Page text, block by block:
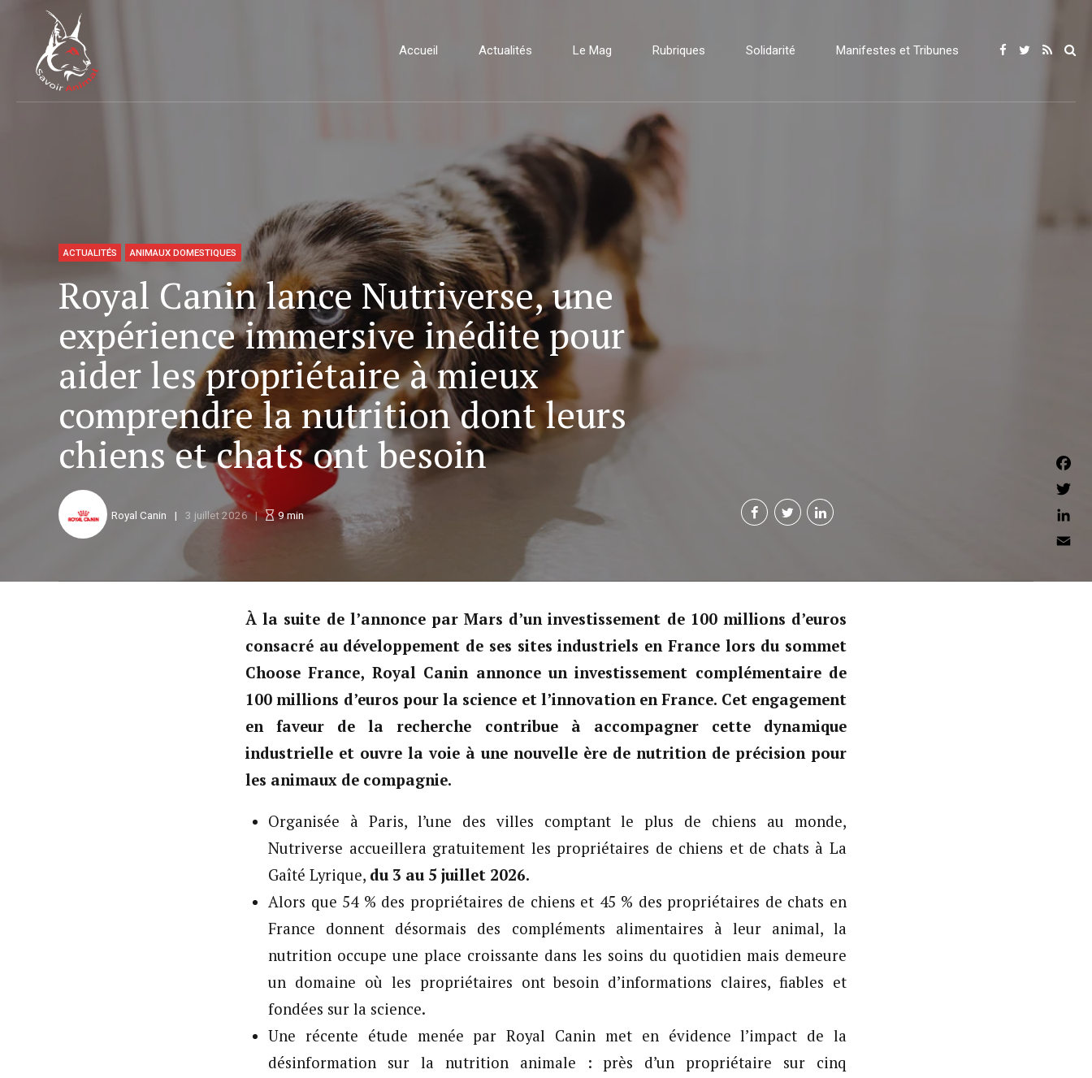
Accueil Actualités Le Mag Rubriques Solidarité Manifestes et Tribunes
ACTUALITÉS ANIMAUX DOMESTIQUES
Royal Canin lance Nutriverse, une
expérience immersive inédite pour
aider les propriétaire à mieux
comprendre la nutrition dont leurs
chiens et chats ont besoin
Royal Canin 3 juillet 2026 9min
À la suite de l’annonce par Mars d’un investissement de 100 millions d’euros
consacré au développement de ses sites industriels en France lors du sommet
Choose France, Royal Canin annonce un investissement complémentaire de
100 millions d’euros pour la science et l’innovation en France. Cet engagement
en faveur de la recherche contribue à accompagner cette dynamique
industrielle et ouvre la voie à une nouvelle ère de nutrition de précision pour
les animaux de compagnie.
Organisée à Paris, l’une des villes comptant le plus de chiens au monde,
Nutriverse accueillera gratuitement les propriétaires de chiens et de chats à La
Gaîté Lyrique, du 3 au 5 juillet 2026.
Alors que 54 % des propriétaires de chiens et 45 % des propriétaires de chats en
France donnent désormais des compléments alimentaires à leur animal, la
nutrition occupe une place croissante dans les soins du quotidien mais demeure
un domaine où les propriétaires ont besoin d’informations claires, fiables et
fondées sur la science.
Une récente étude menée par Royal Canin met en évidence l’impact de la
désinformation sur la nutrition animale : près d’un propriétaire sur cinq
Twitter